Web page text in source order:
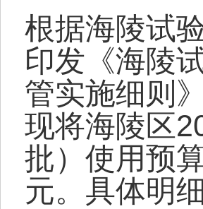
根据海陵试
印发《海陵
管实施细则
现将海陵区
批）使用预
元。具体明